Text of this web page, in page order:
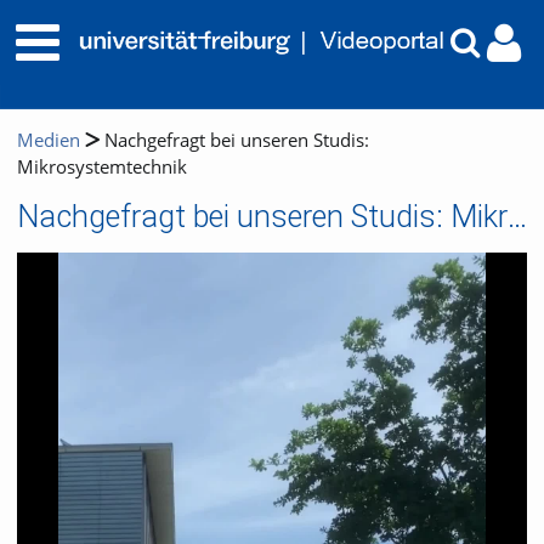
Medien
Nachgefragt bei unseren Studis:
Mikrosystemtechnik
Nachgefragt bei unseren Studis: Mikrosystemtechnik